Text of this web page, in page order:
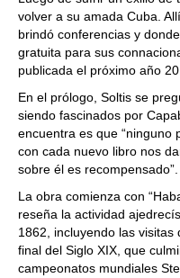
volver a su amada Cuba.
brindó conferencias y
gratuita para sus
publicada el próximo año
En el prólogo, Soltis se
siendo fascinados por
encuentra es que “ninguno
con cada nuevo libro nos
sobre él es recompensado”.
La obra comienza con
reseña la actividad
1862, incluyendo las
final del Siglo XIX, que
campeonatos mundiales